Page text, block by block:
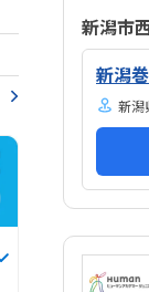
もヒン
り上げ
急な坂
ってい
できま
す。教
いま
会金も
新潟市
新潟巻
新潟